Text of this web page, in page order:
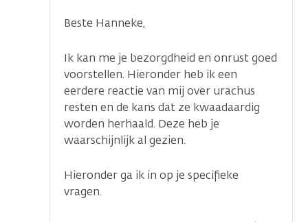
Beste Hanneke,
Ik kan me je bezorgdheid en onrust goed
voorstellen. Hieronder heb ik een
eerdere reactie van mij over urachus
resten en de kans dat ze kwaadaardig
worden herhaald. Deze heb je
waarschijnlijk al gezien.
Hieronder ga ik in op je specifieke
vragen.